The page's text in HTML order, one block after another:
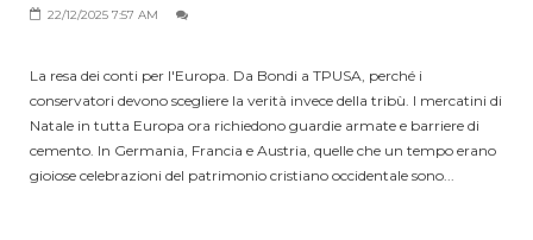
22/12/2025 7:57 AM
La resa dei conti per l'Europa. Da Bondi a TPUSA, perché i
conservatori devono scegliere la verità invece della tribù. I mercatini di
Natale in tutta Europa ora richiedono guardie armate e barriere di
cemento. In Germania, Francia e Austria, quelle che un tempo erano
gioiose celebrazioni del patrimonio cristiano occidentale sono...